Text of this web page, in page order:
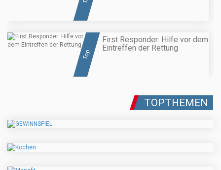
Top
First Responder: Hilfe vor dem
Eintreffen der Rettung
TOPTHEMEN